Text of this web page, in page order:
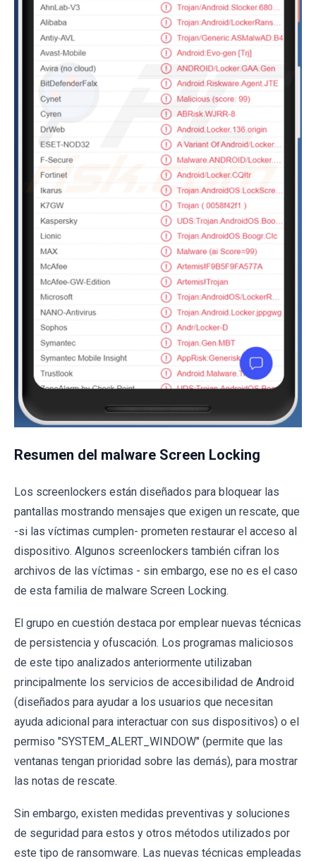
Resumen del malware Screen Locking
Los screenlockers están diseñados para bloquear las
pantallas mostrando mensajes que exigen un rescate, que
-si las víctimas cumplen- prometen restaurar el acceso al
dispositivo. Algunos screenlockers también cifran los
archivos de las víctimas - sin embargo, ese no es el caso
de esta familia de malware Screen Locking.
El grupo en cuestión destaca por emplear nuevas técnicas
de persistencia y ofuscación. Los programas maliciosos
de este tipo analizados anteriormente utilizaban
principalmente los servicios de accesibilidad de Android
(diseñados para ayudar a los usuarios que necesitan
ayuda adicional para interactuar con sus dispositivos) o el
permiso "SYSTEM_ALERT_WINDOW" (permite que las
ventanas tengan prioridad sobre las demás), para mostrar
las notas de rescate.
Sin embargo, existen medidas preventivas y soluciones
de seguridad para estos y otros métodos utilizados por
este tipo de ransomware. Las nuevas técnicas empleadas